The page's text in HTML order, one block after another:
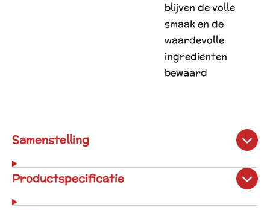
blijven de volle
smaak en de
waardevolle
ingrediënten
bewaard
Samenstelling
Productspecificatie